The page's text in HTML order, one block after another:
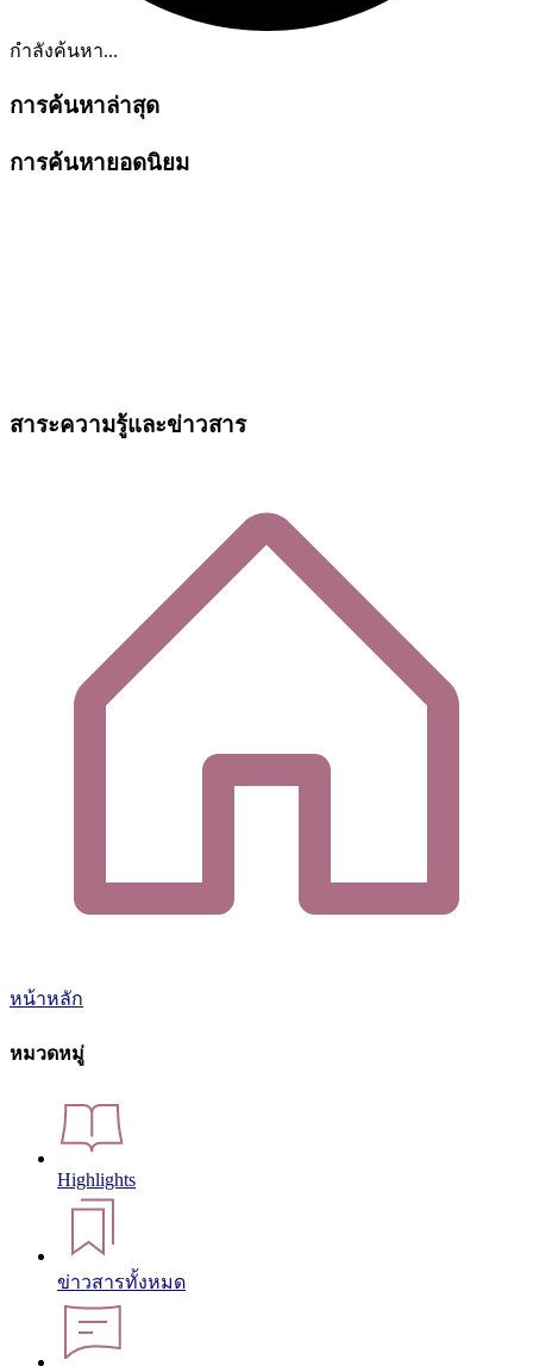
กำลังค้นหา...
การค้นหาล่าสุด
การค้นหายอดนิยม
สาระความรู้และข่าวสาร
หน้าหลัก
หมวดหมู่
Highlights
ข่าวสารทั้งหมด